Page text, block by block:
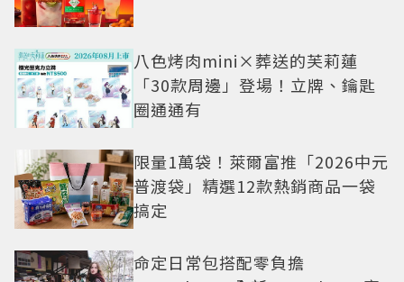
八色烤肉mini×葬送的芙莉蓮
「30款周邊」登場！立牌、鑰匙
圈通通有
限量1萬袋！萊爾富推「2026中元
普渡袋」精選12款熱銷商品一袋
搞定
命定日常包搭配零負擔